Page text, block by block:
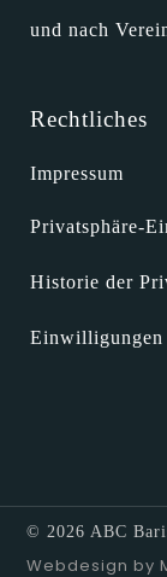
und nach
Rechtliches
Impressum
Privatsphäre-
Historie der
Einwilligungen
© 2026 ABC
Webdesign by